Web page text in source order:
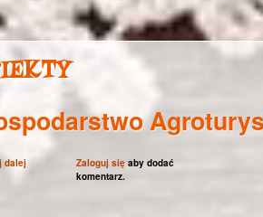
dalej wpis Gospodarstwo Agroturystyczne w Olszance
Zaloguj sięaby dodać
komentarz.